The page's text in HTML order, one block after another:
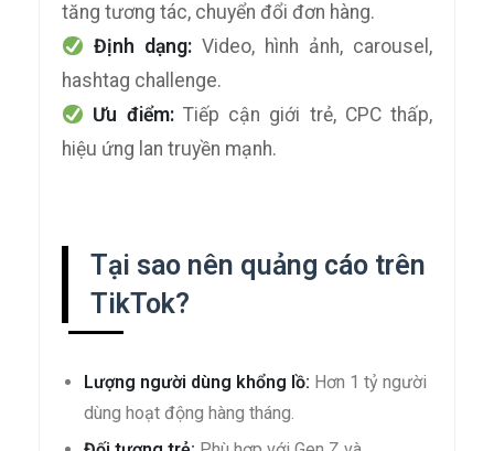
tăng tương tác, chuyển đổi đơn hàng.
Định dạng: Video, hình ảnh, carousel,
hashtag challenge.
Ưu điểm:Tiếp cận giới trẻ, CPC thấp,
hiệu ứng lan truyền mạnh.
Tại sao nên quảng cáo trên
TikTok?
Lượng người dùng khổng lồ: Hơn 1 tỷ người
dùng hoạt động hàng tháng.